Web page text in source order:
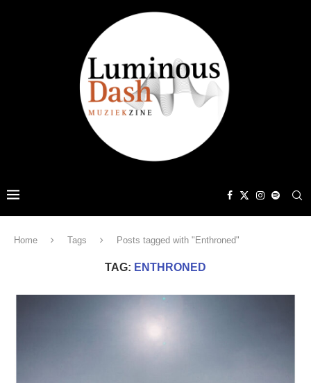
Home Tags Posts tagged with "Enthroned"
TAG: ENTHRONED